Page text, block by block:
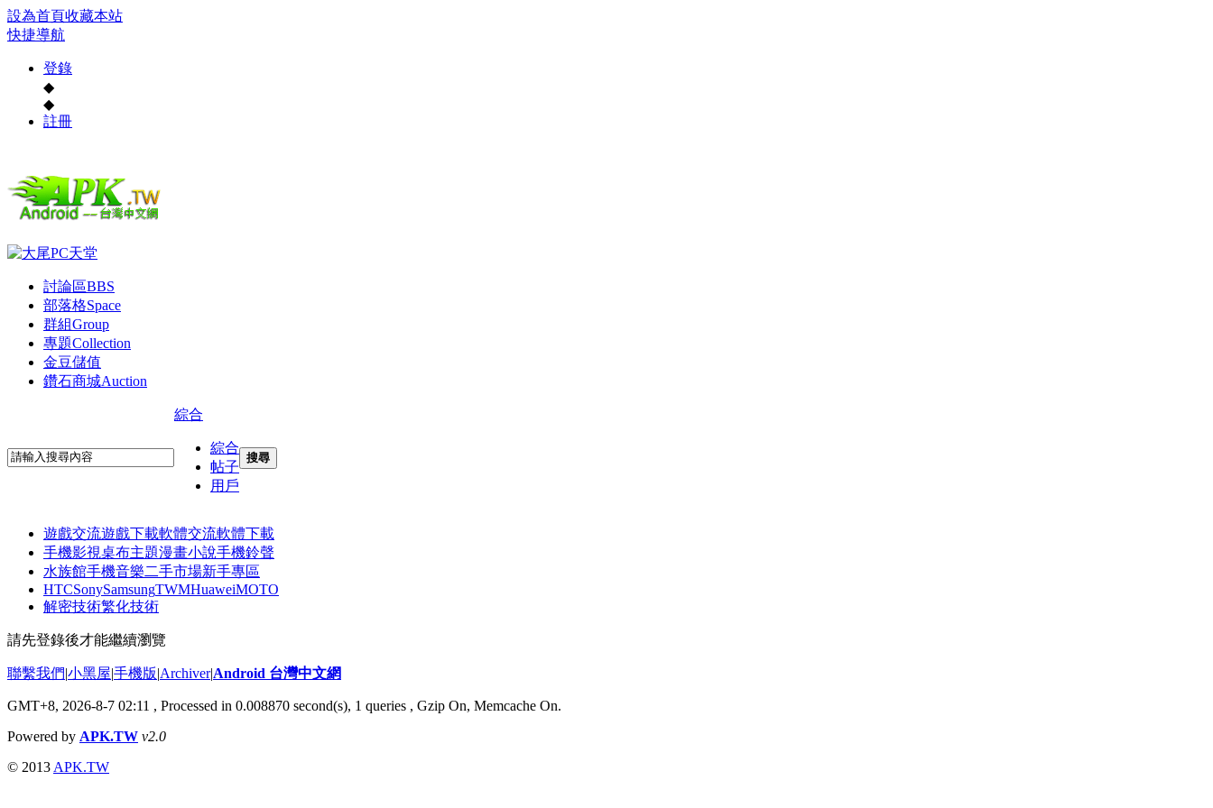
設為首頁收藏本站
快捷導航
登錄
◆
◆
註冊
討論區BBS
部落格Space
群組Group
專題Collection
金豆儲值
鑽石商城Auction
綜合
綜合
帖子
用戶
搜尋
遊戲交流遊戲下載軟體交流軟體下載
手機影視桌布主題漫畫小說手機鈴聲
水族館手機音樂二手市場新手專區
HTCSonySamsungTWMHuaweiMOTO
解密技術繁化技術
請先登錄後才能繼續瀏覽
聯繫我們|小黑屋|手機版|Archiver|Android 台灣中文網
GMT+8, 2026-8-7 02:11 , Processed in 0.008870 second(s), 1 queries , Gzip On, Memcache On.
Powered by APK.TW v2.0
© 2013 APK.TW